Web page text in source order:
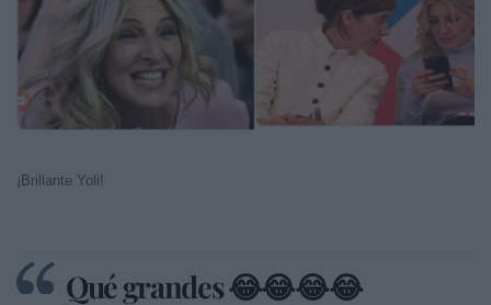
¡Brillante Yoli!
Qué grandes 😂😂😂😂